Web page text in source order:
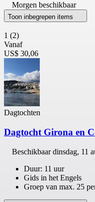
Morgen beschikbaar
Toon inbegrepen items
1 (2)
Vanaf
US$ 30,06
Dagtochten
Dagtocht Girona en
Beschikbaardinsdag, 11
Duur: 11 uur
Gids in het Engels
Groep van max. 25